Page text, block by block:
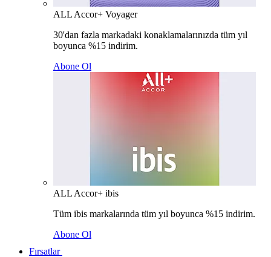
ALL Accor+ Voyager
30'dan fazla markadaki konaklamalarınızda tüm yıl
boyunca %15 indirim.
Abone Ol
ALL Accor+ ibis
Tüm ibis markalarında tüm yıl boyunca %15 indirim.
Abone Ol
Fırsatlar